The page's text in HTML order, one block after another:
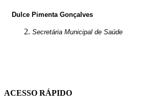
Dulce Pimenta Gonçalves
Secretária Municipal de Saúde
ACESSO RÁPIDO